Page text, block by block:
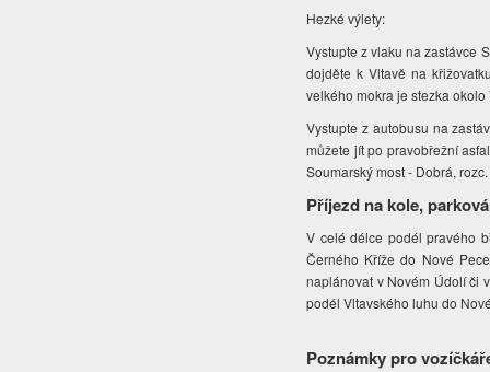
Hezké výlety:
Vystupte z vlaku na zastávce
dojděte k Vltavě na
velkého mokra je stezka
Vystupte z autobusu na
můžete jít po pravobřežní
Soumarský most - Dobrá,
Příjezd na kole,
V celé délce podél pravého
Černého Kříže do Nové
naplánovat v Novém Údolí či
podél Vltavského luhu do
Poznámky pro